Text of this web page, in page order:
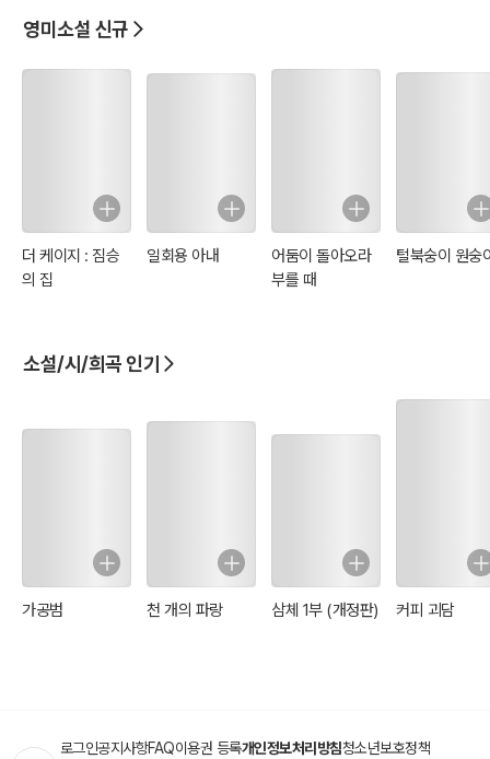
영미소설 신규
더 케이지 : 짐승
의 집
일회용 아내
어둠이 돌아오라
부를 때
털북숭이 원숭
소설/시/희곡 인기
가공범 천 개의 파랑 삼체 1부 (개정판) 커피 괴담
로그인공지사항FAQ이용권 등록개인정보처리방침청소년보호정책